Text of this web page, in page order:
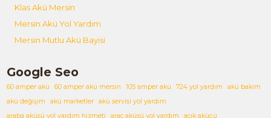
Klas Akü Mersin
Mersin Akü Yol Yardım
Mersin Mutlu Akü Bayisi
Google Seo
60 amper akü 60 amper akü mersin 105 amper akü 724 yol yardım
akü bakım
akü değişim
akü marketler
akü servisi yol yardım
araba aküsü yol yardım hizmeti
araç aküsü yol yardım
açık akücü